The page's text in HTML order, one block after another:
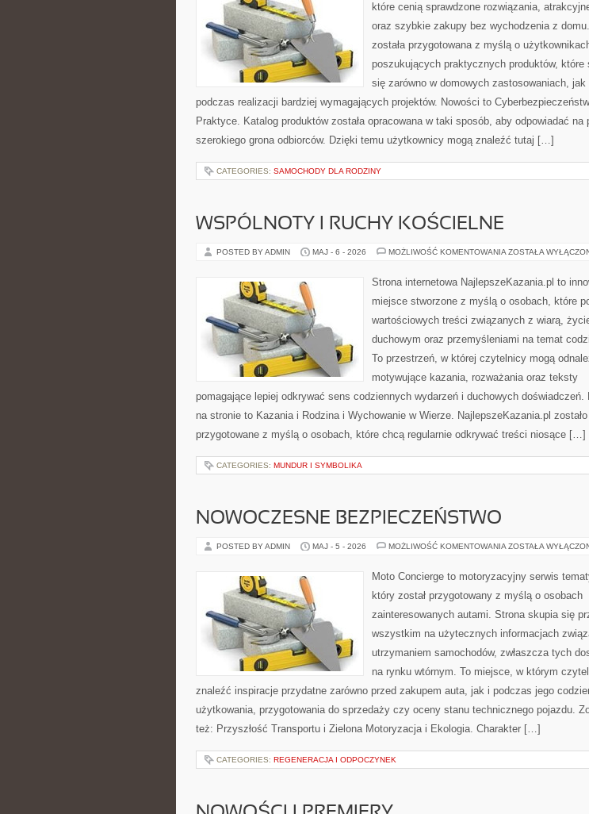
które cenią sprawdzone rozwiązania,
oraz szybkie zakupy bez wychodzenia z
została przygotowana z myślą o
poszukujących praktycznych produktów, które
się zarówno w domowych zastosowaniach, jak
podczas realizacji bardziej wymagających projektów. Nowości to
Praktyce. Katalog produktów została opracowana w taki sposób, aby odpowiadać na
szerokiego grona odbiorców. Dzięki temu użytkownicy mogą znaleźć tutaj […]
CATEGORIES: SAMOCHODY DLA RODZINY
WSPÓLNOTY I RUCHY KOŚCIELNE
POSTED BY ADMIN MAJ - 6 - 2026 MOŻLIWOŚĆ KOMENTOWANIA WSPÓLNOTY
KOŚCIELNE
ZOSTAŁA
Strona internetowa NajlepszeKazania.pl to
miejsce stworzone z myślą o osobach, które
wartościowych treści związanych z wiarą,
duchowym oraz przemyśleniami na temat
To przestrzeń, w której czytelnicy mogą
motywujące kazania, rozważania oraz teksty
pomagające lepiej odkrywać sens codziennych wydarzeń i duchowych doświadczeń.
na stronie to Kazania i Rodzina i Wychowanie w Wierze. NajlepszeKazania.pl zostało
przygotowane z myślą o osobach, które chcą regularnie odkrywać treści niosące […]
CATEGORIES: MUNDUR I SYMBOLIKA
NOWOCZESNE BEZPIECZEŃSTWO
POSTED BY ADMIN MAJ - 5 - 2026 MOŻLIWOŚĆ KOMENTOWANIA NOWOCZESNE
ZOSTAŁA
Moto Concierge to motoryzacyjny serwis
który został przygotowany z myślą o osobach
zainteresowanych autami. Strona skupia się
wszystkim na użytecznych informacjach
utrzymaniem samochodów, zwłaszcza tych
na rynku wtórnym. To miejsce, w którym
znaleźć inspiracje przydatne zarówno przed zakupem auta, jak i podczas jego
użytkowania, przygotowania do sprzedaży czy oceny stanu technicznego pojazdu.
też: Przyszłość Transportu i Zielona Motoryzacja i Ekologia. Charakter […]
CATEGORIES: REGENERACJA I ODPOCZYNEK